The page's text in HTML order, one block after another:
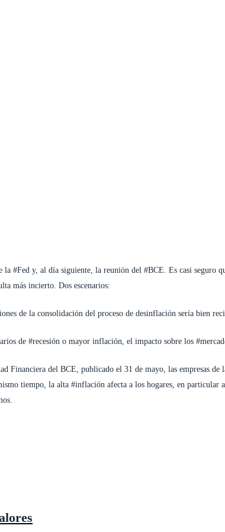
la#Fed y, al día siguiente, la reunión del#BCE. Es casi seguro
más incierto. Dos escenarios:
de la consolidación del proceso de desinflación sería bien
de#recesión o mayor inflación, el impacto sobre los
Financiera del BCE, publicado el 31 de mayo, las empresas de
tiempo, la alta#inflación afecta a los hogares, en particular